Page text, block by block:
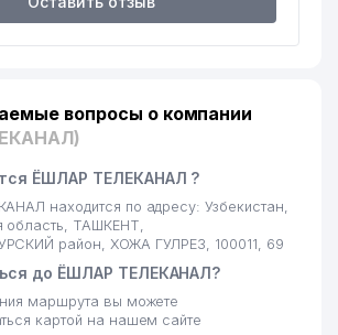
COLIBRI ООО 473 м
ПО
И ТАБАЧНОГО
528 м
РЕСПУБЛИКИ
550 м
вопросы о компании
ЁШЛАР ТЕЛЕКАНАЛ ?
находится по адресу: Узбекистан,
область, ТАШКЕНТ,
район, ХОЖА ГУЛРЕЗ, 100011, 69
до ЁШЛАР ТЕЛЕКАНАЛ?
маршрута вы можете
картой на нашем сайте